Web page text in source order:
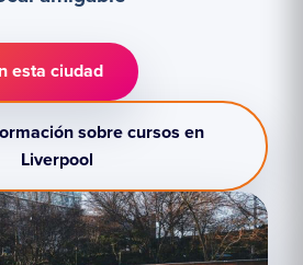
esta ciudad
sobre cursos en
Liverpool